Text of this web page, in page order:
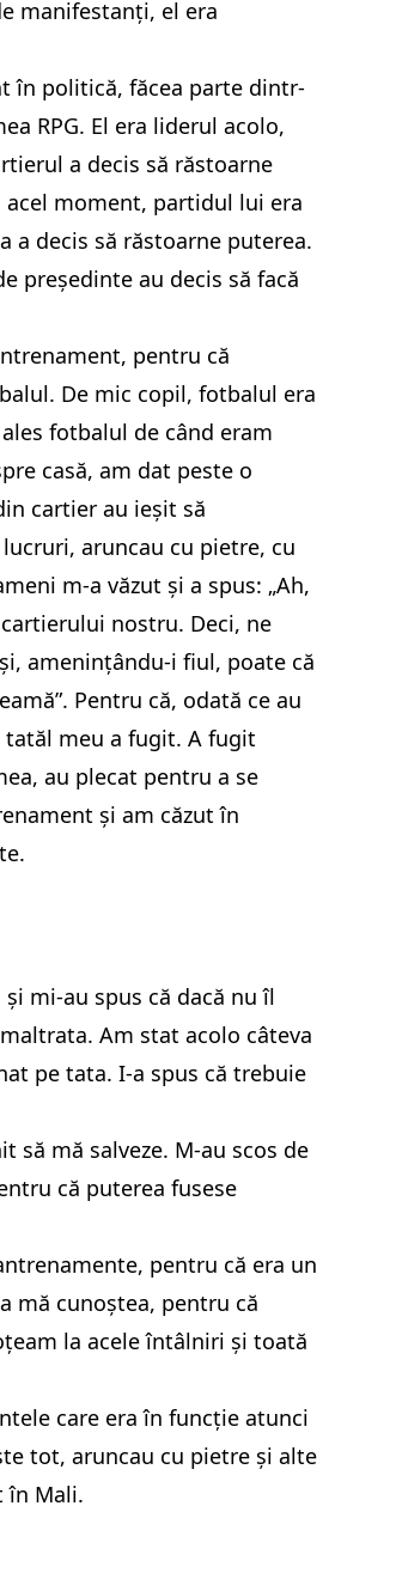
manifestanți, el era
în politică, făcea parte dintr-
RPG. El era liderul acolo,
a decis să răstoarne
acel moment, partidul lui era
a decis să răstoarne puterea.
președinte au decis să facă
pentru că
De mic copil, fotbalul era
fotbalul de când eram
casă, am dat peste o
cartier au ieșit să
aruncau cu pietre, cu
m-a văzut și a spus: „Ah,
nostru. Deci, ne
amenințându-i fiul, poate că
Pentru că, odată ce au
meu a fugit. A fugit
au plecat pentru a se
și am căzut în
mi-au spus că dacă nu îl
Am stat acolo câteva
pe tata. I-a spus că trebuie
să mă salveze. M-au scos de
că puterea fusese
pentru că era un
mă cunoștea, pentru că
la acele întâlniri și toată
care era în funcție atunci
tot, aruncau cu pietre și alte
în Mali.